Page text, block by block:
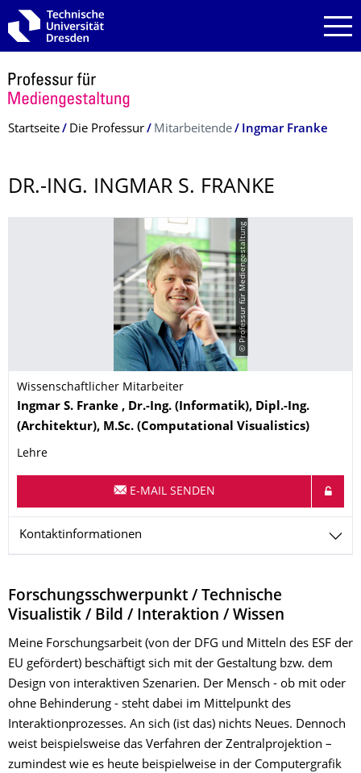
Zur Hauptnavigation springen
Zur Suche springen
Zum Inhalt springen
Breadcrumb-Menü
Startseite Die Professur Mitarbeitende Ingmar Franke
DR.-ING. INGMAR S. FRANKE
© Professur für Mediengestaltung
Wissenschaftlicher Mitarbeiter
Name
Ingmar S. Franke , Dr.-Ing. (Informatik), Dipl.-Ing.
(Architektur), M.Sc. (Computational Visualistics)
Lehre
E-MAIL SENDEN
Kontaktinformationen
Forschungsschwerpunkt / Technische
Visualistik / Bild / Interaktion / Wissen
Meine Forschungsarbeit (von der DFG und Mitteln des ESF der
EU gefördert) beschäftigt sich mit der Gestaltung bzw. dem
Design von interaktiven Szenarien. Der Mensch - ob mit oder
ohne Behinderung - steht dabei im Mittelpunkt des
Interaktionprozesses. An sich (ist das) nichts Neues. Dennoch
weist beispielsweise das Verfahren der Zentralprojektion –
zumindest wie es heute beispielweise in der Computergrafik